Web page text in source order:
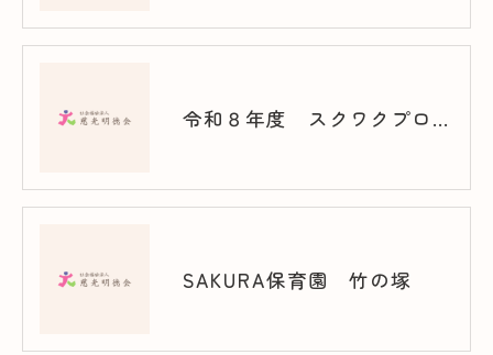
令和８年度 スクワクプログラム（西新井）
SAKURA保育園 竹の塚